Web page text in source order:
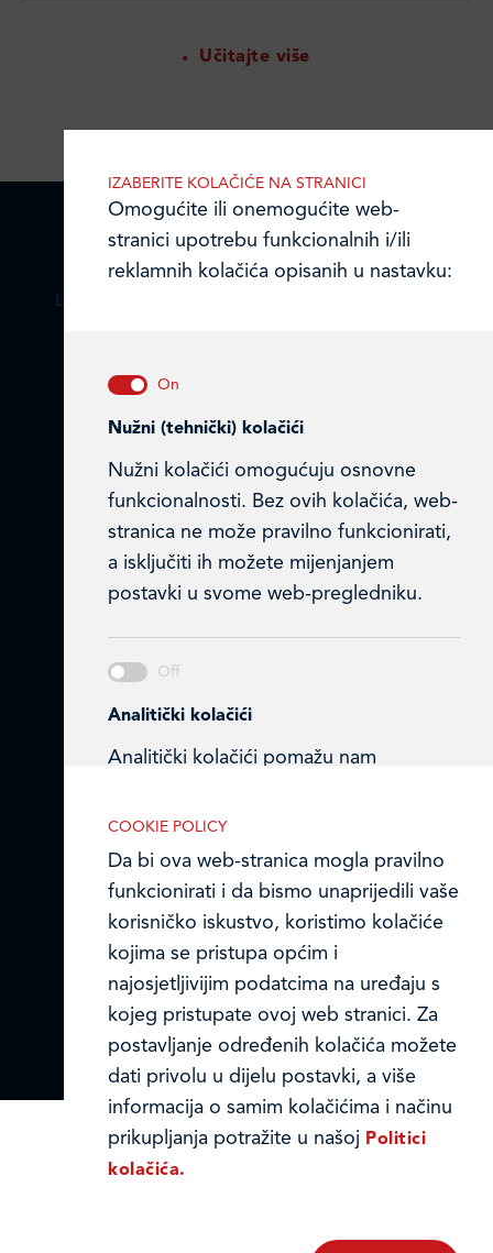
Učitajte više
LEDO PLUS D.O.O.
10000 Zagreb, Hrvatska
Email:ledo@ledo.hr
OIB 07179054100
Ledo Hrvatska
Ledo u inozemstvu
Privacy notice and Cookies
© LEDO plus d.o.o. 2026.
COOKIE POLICY
Da bi ova web-stranica mogla pravilno
funkcionirati i da bismo unaprijedili vaše
korisničko iskustvo, koristimo kolačiće
kojima se pristupa općim i
najosjetljivijim podatcima na uređaju s
kojeg pristupate ovoj web stranici. Za
postavljanje određenih kolačića možete
dati privolu u dijelu postavki, a više
informacija o samim kolačićima i načinu
prikupljanja potražite u našoj Politici
kolačića.
IZABERITE KOLAČIĆE NA STRANICI
Omogućite ili onemogućite web-
stranici upotrebu funkcionalnih i/ili
reklamnih kolačića opisanih u nastavku:
Nužni (tehnički) kolačići
Nužni kolačići omogućuju osnovne
funkcionalnosti. Bez ovih kolačića, web-
stranica ne može pravilno funkcionirati,
a isključiti ih možete mijenjanjem
postavki u svome web-pregledniku.
Analitički kolačići
Analitički kolačići pomažu nam
analizom podataka o njeziinu korištenju.
Marketinški kolačići
Marketinške kolačiće koristimo radi
povećanja relevantnosti oglasa koje
primate.